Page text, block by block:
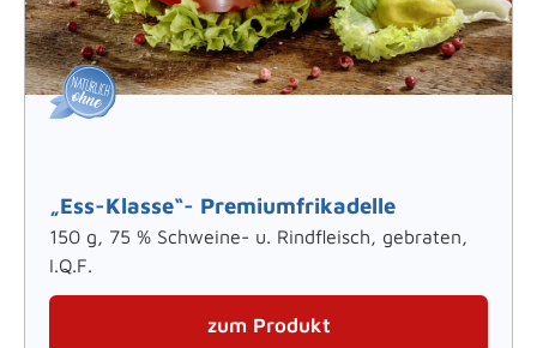
„Ess-Klasse“- Premiumfrikadelle
150 g, 75 % Schweine- u. Rindfleisch, gebraten,
I.Q.F.
zum Produkt